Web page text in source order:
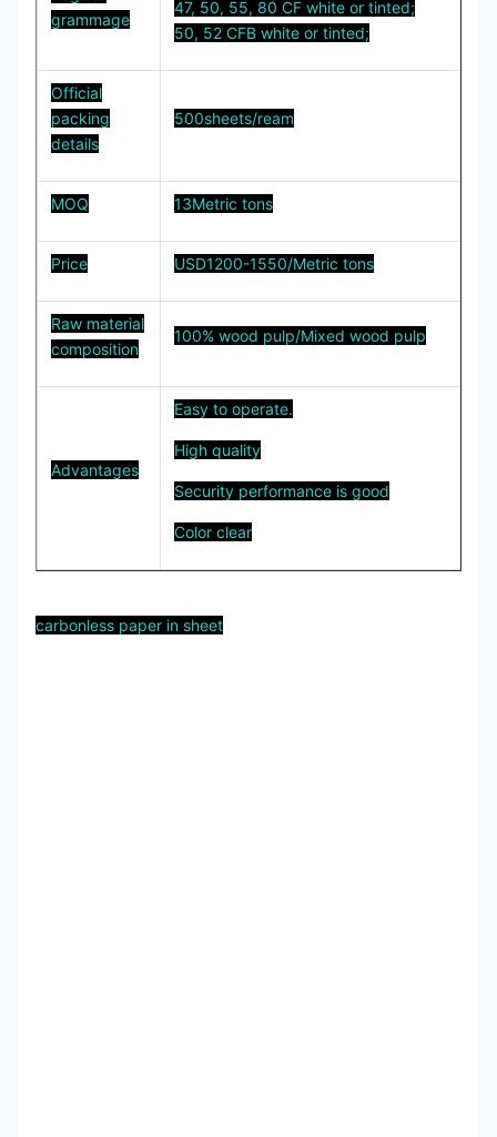
grammage
47, 50, 55, 80 CF white or tinted;
50, 52 CFB white or tinted;
Official
packing
details
500sheets/ream
MOQ 13Metric tons
Price USD1200-1550/Metric tons
Raw material
composition
100% wood pulp/Mixed wood pulp
Advantages
Easy to operate.
High quality
Security performance is good
Color clear
carbonless paper in sheet